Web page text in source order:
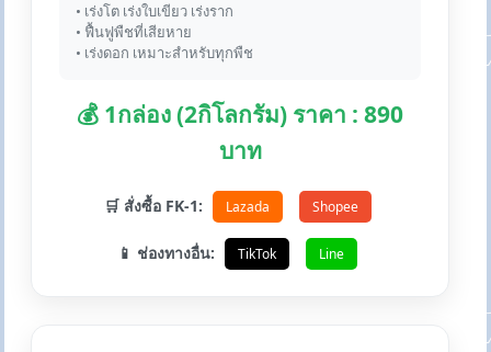
• เร่งโต เร่งใบเขียว เร่งราก
• ฟื้นฟูพืชที่เสียหาย
• เร่งดอก เหมาะสำหรับทุกพืช
💰 1กล่อง (2กิโลกรัม) ราคา : 890
บาท
🛒 สั่งซื้อ FK-1: Lazada Shopee
📱 ช่องทางอื่น: TikTok Line